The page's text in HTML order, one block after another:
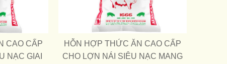
CAO CẤP
NẠC GIAI
HỖN HỢP THỨC ĂN CAO CẤP
CHO LỢN NÁI SIÊU NẠC MANG